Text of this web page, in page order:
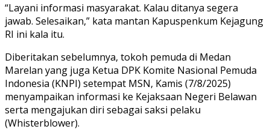
“Layani informasi masyarakat. Kalau ditanya segera
jawab. Selesaikan,” kata mantan Kapuspenkum Kejagung
RI ini kala itu.
Diberitakan sebelumnya, tokoh pemuda di Medan
Marelan yang juga Ketua DPK Komite Nasional Pemuda
Indonesia (KNPI) setempat MSN, Kamis (7/8/2025)
menyampaikan informasi ke Kejaksaan Negeri Belawan
serta mengajukan diri sebagai saksi pelaku
(Whisterblower).